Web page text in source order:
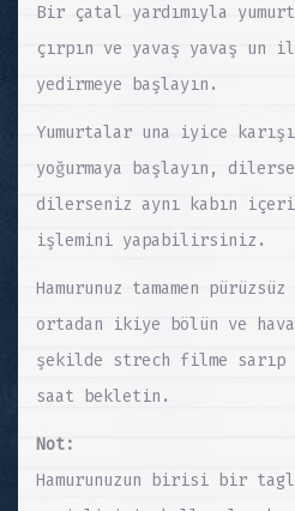
Bir çatal yardımıyla
çırpın ve yavaş yavaş un
yedirmeye başlayın.
Yumurtalar una iyice
yoğurmaya başlayın,
dilerseniz aynı kabın
işlemini yapabilirsiniz.
Hamurunuz tamamen
ortadan ikiye bölün ve
şekilde strech filme sarıp
saat bekletin.
Not:
Hamurunuzun birisi bir